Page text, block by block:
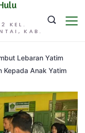
KEL.
KAB.
Lebaran Yatim
Kepada Anak Yatim